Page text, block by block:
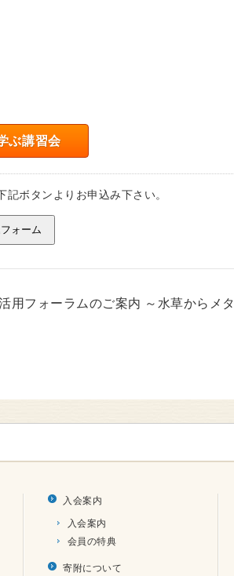
ぶ講習会
ボタンよりお申込み下さい。
ォーム
用フォーラムのご案内 ～水草からメタ
入会案内
入会案内
会員の特典
寄附について